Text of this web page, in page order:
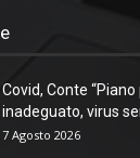
Covid, Conte
inadeguato, virus
7 Agosto 2026